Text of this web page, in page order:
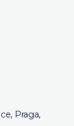
Praga,